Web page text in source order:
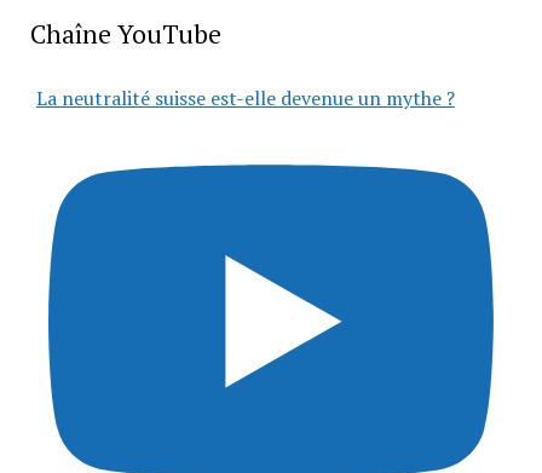
Chaîne YouTube
La neutralité suisse est-elle devenue un mythe ?